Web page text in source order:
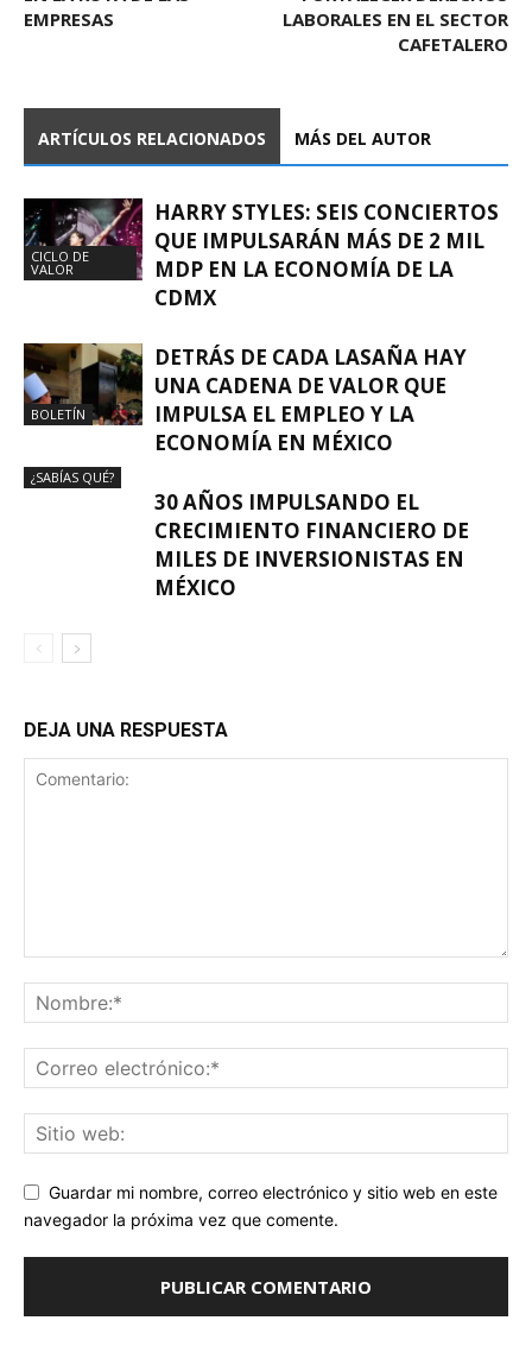
EMPRESAS
LABORALES EN EL SECTOR
CAFETALERO
ARTÍCULOS RELACIONADOS MÁS DEL AUTOR
CICLO DE
VALOR
HARRY STYLES: SEIS CONCIERTOS
QUE IMPULSARÁN MÁS DE 2 MIL
MDP EN LA ECONOMÍA DE LA
CDMX
BOLETÍN
DETRÁS DE CADA LASAÑA HAY
UNA CADENA DE VALOR QUE
IMPULSA EL EMPLEO Y LA
ECONOMÍA EN MÉXICO
¿SABÍAS QUÉ?
30 AÑOS IMPULSANDO EL
CRECIMIENTO FINANCIERO DE
MILES DE INVERSIONISTAS EN
MÉXICO
DEJA UNA RESPUESTA
Guardar mi nombre, correo electrónico y sitio web en este
navegador la próxima vez que comente.